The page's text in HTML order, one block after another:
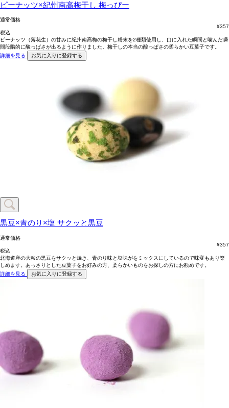
ピーナッツ×紀州南高梅干し 梅っぴー
通常価格
¥357
税込
ピーナッツ（落花生）の甘みに紀州南高梅の梅干し粉末を2種類使用し、口に入れた瞬間と噛んだ瞬
間段階的に酸っぱさが出るように作りました。梅干しの本当の酸っぱさの柔らかい豆菓子です。
詳細を見る
お気に入りに登録する
黒豆×青のり×塩 サクッと黒豆
通常価格
¥357
税込
北海道産の大粒の黒豆をサクッと焼き、青のり味と塩味がをミックスにしているので味変もあり楽
しめます。あっさりとした豆菓子をお好みの方、柔らかいものをお探しの方にお勧めです。
詳細を見る
お気に入りに登録する